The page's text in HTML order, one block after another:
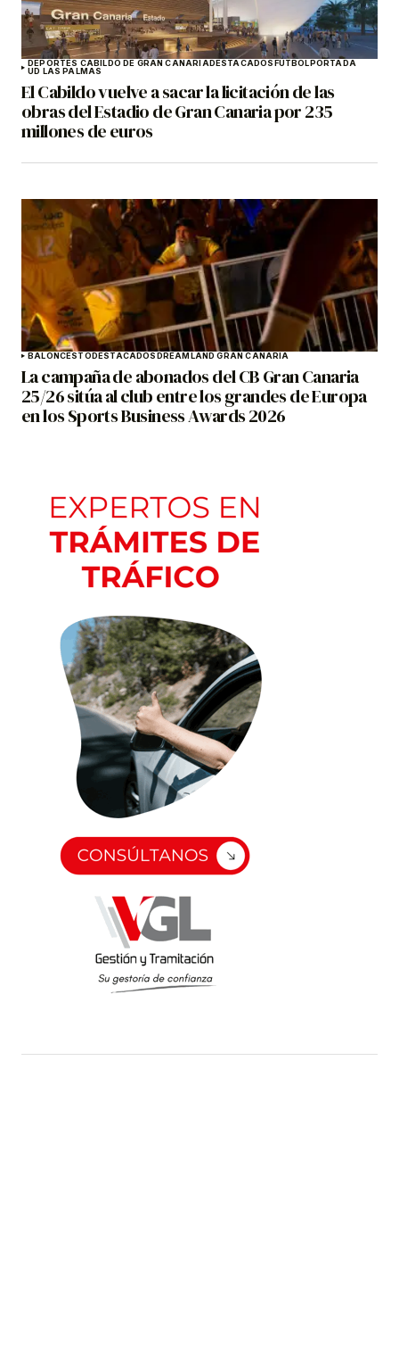
DEPORTES CABILDO DE GRAN CANARIADESTACADOSFÚTBOLPORTADA
UD LAS PALMAS
El Cabildo vuelve a sacar la licitación de las
obras del Estadio de Gran Canaria por 235
millones de euros
BALONCESTODESTACADOSDREAMLAND GRAN CANARIA
La campaña de abonados del CB Gran Canaria
25/26 sitúa al club entre los grandes de Europa
en los Sports Business Awards 2026